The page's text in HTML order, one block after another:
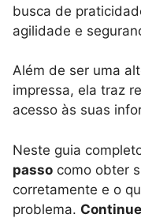
busca de
agilidade e
Além de ser uma
impressa, ela traz
acesso às suas
Neste guia
passo como obter
corretamente e o
problema.